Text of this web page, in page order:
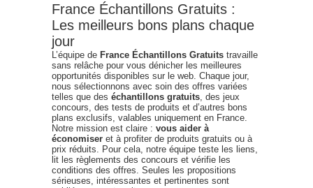
France Échantillons Gratuits :
Les meilleurs bons plans chaque
jour
L’équipe de France Échantillons Gratuits travaille
sans relâche pour vous dénicher les meilleures
opportunités disponibles sur le web. Chaque jour,
nous sélectionnons avec soin des offres variées
telles que des échantillons gratuits , des jeux
concours, des tests de produits et d’autres bons
plans exclusifs, valables uniquement en France.
Notre mission est claire : vous aider à
économiser et à profiter de produits gratuits ou à
prix réduits. Pour cela, notre équipe teste les liens,
lit les règlements des concours et vérifie les
conditions des offres. Seules les propositions
sérieuses, intéressantes et pertinentes sont